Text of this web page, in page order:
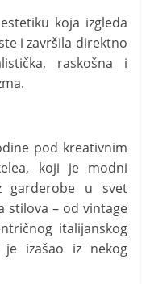
koja izgleda
i završila direktno
raskošna i
pod kreativnim
koji je modni
garderobe u svet
stilova – od vintage
italijanskog
izašao iz nekog